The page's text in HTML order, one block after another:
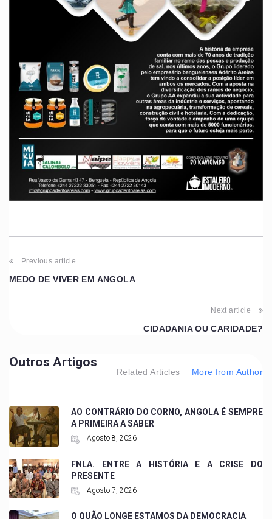
Previous article
MEDO DE VIVER EM ANGOLA
Next article
CIDADANIA OU CARIDADE?
Outros Artigos
Related Articles More from Author
AO CONTRÁRIO DO CORNO, ANGOLA É SEMPRE
A PRIMEIRA A SABER
Agosto 8, 2026
FNLA. ENTRE A HISTÓRIA E A CRISE DO
PRESENTE
Agosto 7, 2026
O QUÃO LONGE ESTAMOS DA DEMOCRACIA